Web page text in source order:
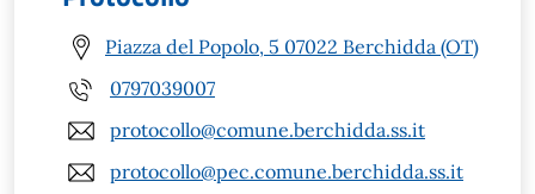
Piazza del Popolo, 5 07022 Berchidda (OT)
0797039007
protocollo@comune.berchidda.ss.it
protocollo@pec.comune.berchidda.ss.it